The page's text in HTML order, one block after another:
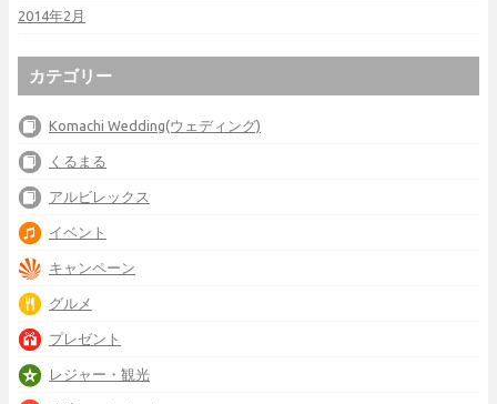
2014年2月
カテゴリー
Komachi Wedding(ウェディング)
くるまる
アルビレックス
イベント
キャンペーン
グルメ
プレゼント
レジャー・観光